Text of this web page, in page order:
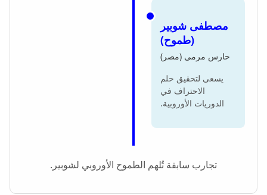
مصطفى شوبير
(طموح)
حارس مرمى (مصر)
يسعى لتحقيق حلم
الاحتراف في
الدوريات الأوروبية.
تجارب سابقة تُلهم الطموح الأوروبي لشوبير.